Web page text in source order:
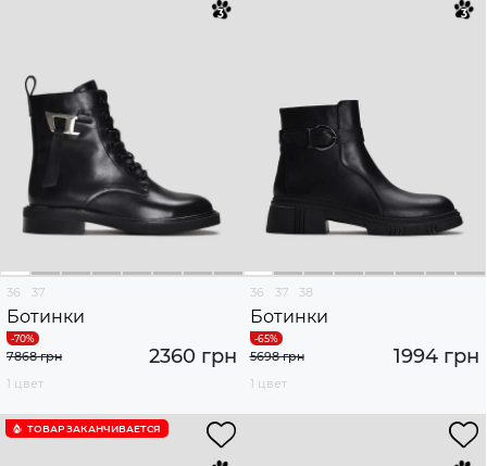
36 37
Ботинки
2360 грн
7868 грн
1 цвет
36 37 38
Ботинки
1994 грн
5698 грн
1 цвет
ТОВАР ЗАКАНЧИВАЕТСЯ